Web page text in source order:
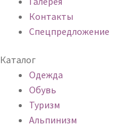
Контакты
Спецпредложение
Каталог
Одежда
Обувь
Туризм
Альпинизм